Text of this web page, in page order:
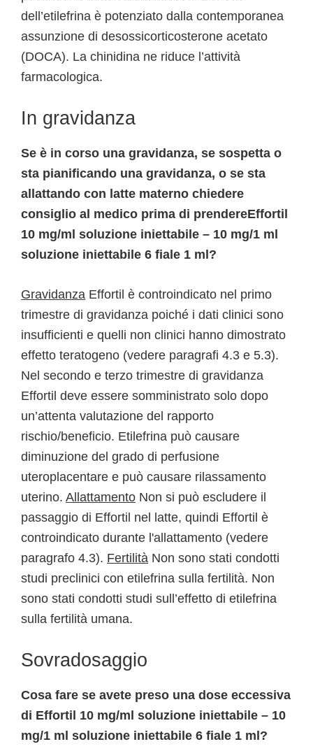
dell’etilefrina è potenziato dalla contemporanea
assunzione di desossicorticosterone acetato
(DOCA). La chinidina ne riduce l’attività
farmacologica.
In gravidanza
Se è in corso una gravidanza, se sospetta o
sta pianificando una gravidanza, o se sta
allattando con latte materno chiedere
consiglio al medico prima di prendereEffortil
10 mg/ml soluzione iniettabile – 10 mg/1 ml
soluzione iniettabile 6 fiale 1 ml?
Gravidanza Effortil è controindicato nel primo
trimestre di gravidanza poiché i dati clinici sono
insufficienti e quelli non clinici hanno dimostrato
effetto teratogeno (vedere paragrafi 4.3 e 5.3).
Nel secondo e terzo trimestre di gravidanza
Effortil deve essere somministrato solo dopo
un’attenta valutazione del rapporto
rischio/beneficio. Etilefrina può causare
diminuzione del grado di perfusione
uteroplacentare e può causare rilassamento
uterino. Allattamento Non si può escludere il
passaggio di Effortil nel latte, quindi Effortil è
controindicato durante l'allattamento (vedere
paragrafo 4.3). Fertilità Non sono stati condotti
studi preclinici con etilefrina sulla fertilità. Non
sono stati condotti studi sull’effetto di etilefrina
sulla fertilità umana.
Sovradosaggio
Cosa fare se avete preso una dose eccessiva
di Effortil 10 mg/ml soluzione iniettabile – 10
mg/1 ml soluzione iniettabile 6 fiale 1 ml?